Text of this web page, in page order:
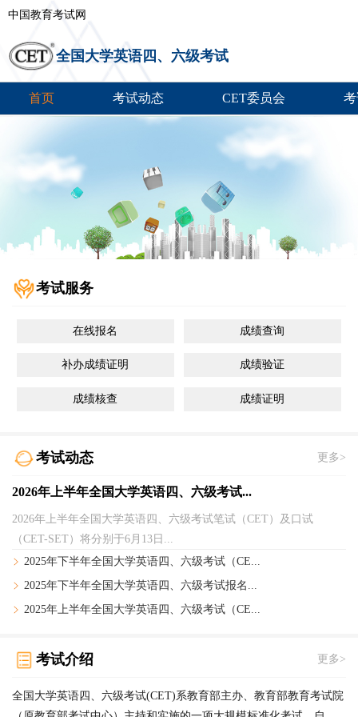
中国教育考试网
全国大学英语四、六级考试
首页 考试动态 CET委员会
考试服务
在线报名 成绩查询
补办成绩证明 成绩验证
成绩核查 成绩证明
考试动态 更多>
2026年上半年全国大学英语四、六级考试...
2026年上半年全国大学英语四、六级考试笔试（CET）及口试
（CET-SET）将分别于6月13日...
2025年下半年全国大学英语四、六级考试（CE...
2025年下半年全国大学英语四、六级考试报名...
2025年上半年全国大学英语四、六级考试（CE...
考试介绍 更多>
全国大学英语四、六级考试(CET)系教育部主办、教育部教育考试院